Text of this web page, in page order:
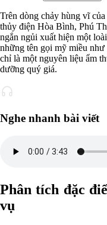
Trên dòng chảy hùng vĩ
thủy điện Hòa Bình, Phú
ngắn ngủi xuất hiện một
những tên gọi mỹ miều
chỉ là một nguyên liệu ẩm
dưỡng quý giá.
Nghe nhanh bài viết
Phân tích đặc
vụ